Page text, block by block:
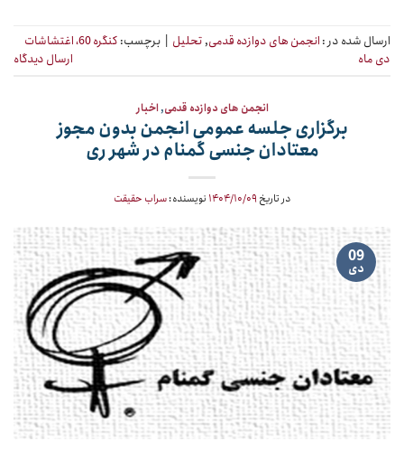
ارسال شده در : انجمن های دوازده قدمی,تحلیل برچسب:
کنگره 60، اغتشاشات
دی ماه
ارسال دیدگاه
انجمن های دوازده قدمی,اخبار
برگزاری جلسه عمومی انجمن بدون مجوز
معتادان جنسی گمنام در شهر ری
در تاریخ ۱۴۰۴/۱۰/۰۹ نویسنده:سراب حقیقت
09
دی